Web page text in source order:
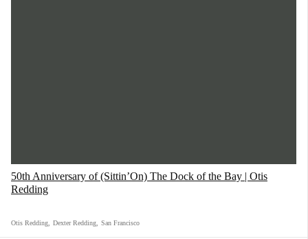
50th Anniversary of (Sittin’On) The Dock of the Bay | Otis
Redding
Otis Redding Dexter Redding San Francisco